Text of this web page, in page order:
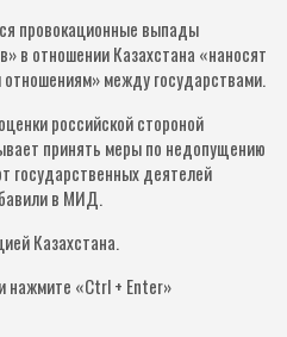
провокационные выпады
в отношении Казахстана «наносят
между государствами.
российской стороной
принять меры по недопущению
государственных деятелей
в МИД.
Казахстана.
нажмите «Ctrl + Enter»